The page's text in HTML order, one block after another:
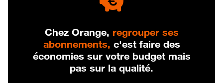
Chez Orange, regrouper ses
abonnements, c'est faire des
économies sur votre budget mais
pas sur la qualité.